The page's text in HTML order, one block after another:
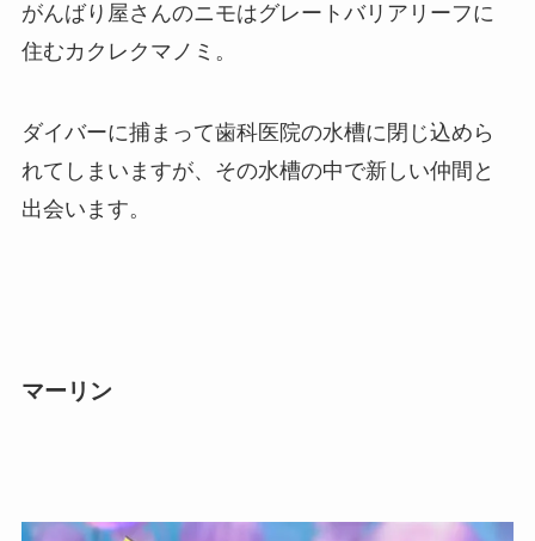
がんばり屋さんのニモはグレートバリアリーフに
住むカクレクマノミ。
ダイバーに捕まって歯科医院の水槽に閉じ込めら
れてしまいますが、その水槽の中で新しい仲間と
出会います。
マーリン